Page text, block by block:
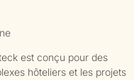
est conçu pour des
hôteliers et les projets